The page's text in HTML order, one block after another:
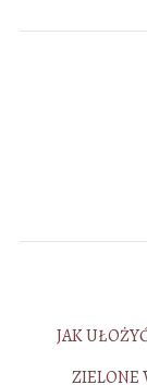
JAK
ZIELONE